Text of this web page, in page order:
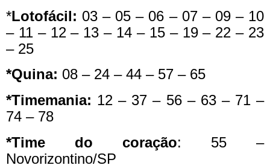
*Lotofácil: 03 – 05 – 06 – 07 – 09 – 10
– 11 – 12 – 13 – 14 – 15 – 19 – 22 – 23
– 25
*Quina: 08 – 24 – 44 – 57 – 65
*Timemania: 12 – 37 – 56 – 63 – 71 –
74 – 78
*Time do coração: 55 –
Novorizontino/SP